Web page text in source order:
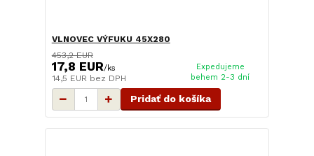
VLNOVEC VÝFUKU 45X280
453,2 EUR
17,8 EUR/ks
14,5 EUR bez DPH
Expedujeme
behem 2-3 dní
Pridať do košíka